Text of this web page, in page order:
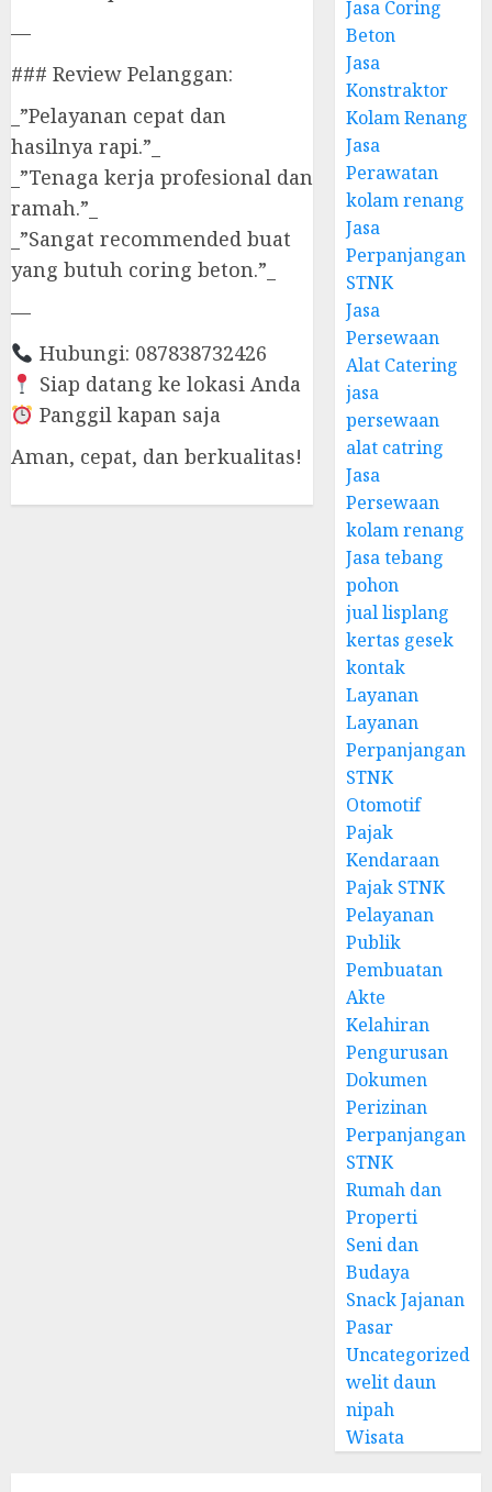
—
### Review Pelanggan:
_”Pelayanan cepat dan
hasilnya rapi.”_
_”Tenaga kerja profesional dan
ramah.”_
_”Sangat recommended buat
yang butuh coring beton.”_
—
Hubungi: 087838732426
Siap datang ke lokasi Anda
Panggil kapan saja
Aman, cepat, dan berkualitas!
Jasa Coring
Beton
Jasa
Konstraktor
Kolam Renang
Jasa
Perawatan
kolam renang
Jasa
Perpanjangan
STNK
Jasa
Persewaan
Alat Catering
jasa
persewaan
alat catring
Jasa
Persewaan
kolam renang
Jasa tebang
pohon
jual lisplang
kertas gesek
kontak
Layanan
Layanan
Perpanjangan
STNK
Otomotif
Pajak
Kendaraan
Pajak STNK
Pelayanan
Publik
Pembuatan
Akte
Kelahiran
Pengurusan
Dokumen
Perizinan
Perpanjangan
STNK
Rumah dan
Properti
Seni dan
Budaya
Snack Jajanan
Pasar
Uncategorized
welit daun
nipah
Wisata